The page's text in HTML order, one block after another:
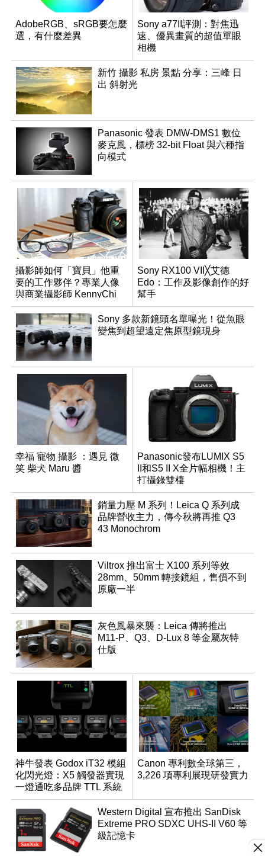
AdobeRGB、sRGB要怎麼
選，有什麼差異
Sony a77II評測：對焦迅
速、優異畫質的超值單眼
相機
新竹 攝影 私房 景點 分享：三峰 日
出 斜射光
Panasonic 發表 DMW-DMS1 數位
麥克風，標榜 32-bit Float 與六種指
向模式
攝影師如何「寶貝」他重
要的工作夥伴？專業人像
與商業攝影師 KennyChi
的 PENTAX 鏡片第一手使
用心得！
Sony RX100 VII╳艾德
Edo：工作及影像創作的好
幫手
Sony 多款新鏡頭名單曝光！從魚眼
變焦到超望遠定焦原型鏡現身
幸福 寵物 攝影 ：遇見 微
笑 柴犬 Maru 醬
Panasonic發布LUMIX S5
II和S5 II X全片幅相機！主
打攝錄雙棲
銷量力壓 M 系列！Leica Q 系列成
品牌營收主力，傳今秋將再推 Q3
43 Monochrom
Viltrox 推出富士 X100 系列等效
28mm、50mm 轉接鏡組，售價不到
原廠一半
灰色風暴來襲：Leica 傳將推出
M11-P、Q3、D-Lux 8 等金屬灰特
仕版
神牛發表 Godox iT32 模組
化閃光燈：X5 觸發器實現
一燈通吃多品牌 TTL 系統
Canon 專利數全球第三，
3,226 項專利展現研發實力
Western Digital 宣布推出 SanDisk
Extreme PRO SDXC UHS-II V60 等
級記憶卡